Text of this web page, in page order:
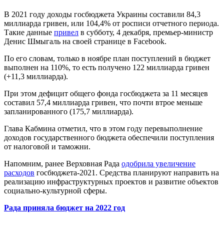
В 2021 году доходы госбюджета Украины составили 84,3
миллиарда гривен, или 104,4% от росписи отчетного периода.
Такие данные привел в субботу, 4 декабря, премьер-министр
Денис Шмыгаль на своей странице в Facebook.
По его словам, только в ноябре план поступлений в бюджет
выполнен на 110%, то есть получено 122 миллиарда гривен
(+11,3 миллиарда).
При этом дефицит общего фонда госбюджета за 11 месяцев
составил 57,4 миллиарда гривен, что почти втрое меньше
запланированного (175,7 миллиарда).
Глава Кабмина отметил, что в этом году перевыполнение
доходов государственного бюджета обеспечили поступления
от налоговой и таможни.
Напомним, ранее Верховная Рада одобрила увеличение
расходов госбюджета-2021. Средства планируют направить на
реализацию инфраструктурных проектов и развитие объектов
социально-культурной сферы.
Рада приняла бюджет на 2022 год